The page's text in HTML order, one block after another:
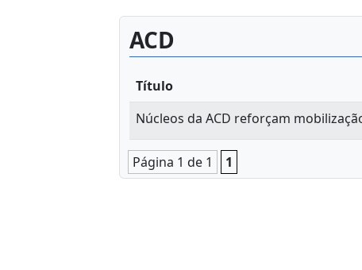
ACD
Título
Núcleos da ACD reforçam
Página 1 de 1 1